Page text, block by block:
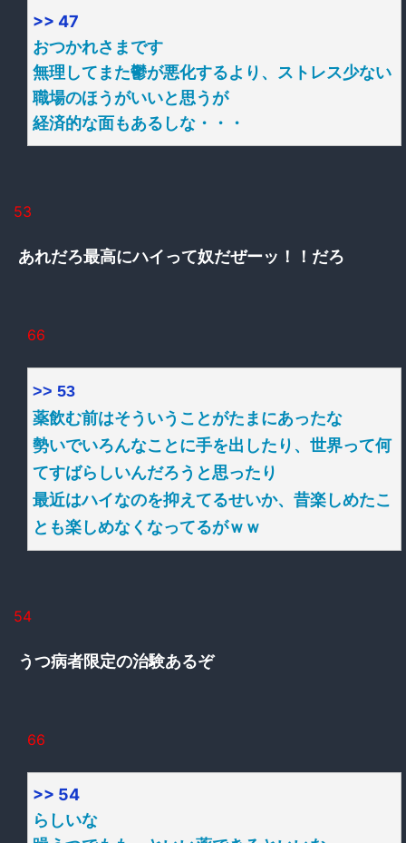
>> 47
おつかれさまです
無理してまた鬱が悪化するより、ストレス少ない
職場のほうがいいと思うが
経済的な面もあるしな・・・
53
あれだろ最高にハイって奴だぜーッ！！だろ
66
>> 53
薬飲む前はそういうことがたまにあったな
勢いでいろんなことに手を出したり、世界って何
てすばらしいんだろうと思ったり
最近はハイなのを抑えてるせいか、昔楽しめたこ
とも楽しめなくなってるがｗｗ
54
うつ病者限定の治験あるぞ
66
>> 54
らしいな